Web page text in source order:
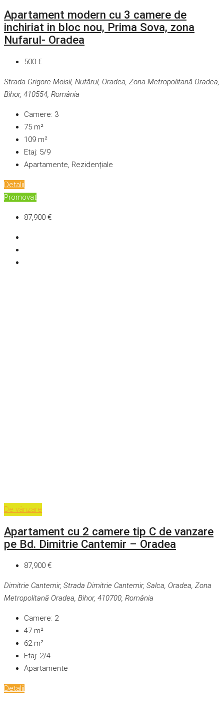
Apartament modern cu 3 camere de
inchiriat in bloc nou, Prima Sova, zona
Nufarul- Oradea
500 €
Strada Grigore Moisil, Nufărul, Oradea, Zona Metropolitană Oradea,
Bihor, 410554, România
Camere: 3
75 m²
109 m²
Etaj: 5/9
Apartamente, Rezidențiale
Detalii
Promovat
87,900 €
De vânzare
Apartament cu 2 camere tip C de vanzare
pe Bd. Dimitrie Cantemir – Oradea
87,900 €
Dimitrie Cantemir, Strada Dimitrie Cantemir, Salca, Oradea, Zona
Metropolitană Oradea, Bihor, 410700, România
Camere: 2
47 m²
62m²
Etaj: 2/4
Apartamente
Detalii